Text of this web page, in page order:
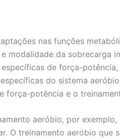
nas funções
modalidade da sobrecarga
de força-
do sistema
força-potência e o
aeróbio, por
O treinamento aeróbio que